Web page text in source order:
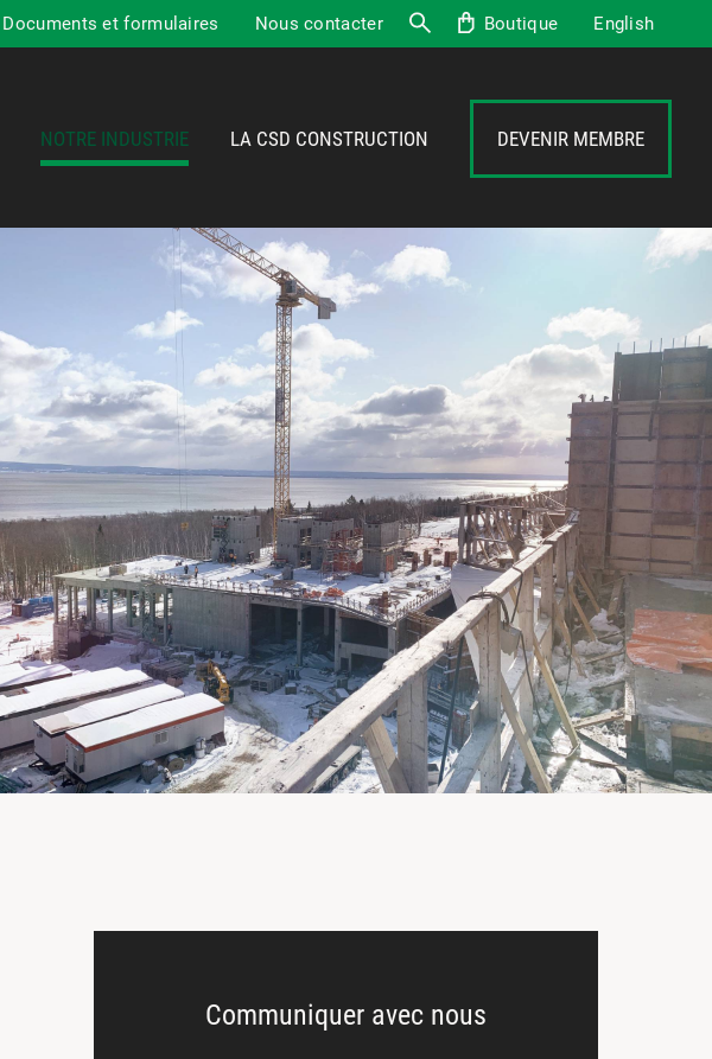
Documents et formulaires Nous contacter Boutique English
NOTRE INDUSTRIE LA CSD CONSTRUCTION DEVENIR MEMBRE
Communiquer avec nous